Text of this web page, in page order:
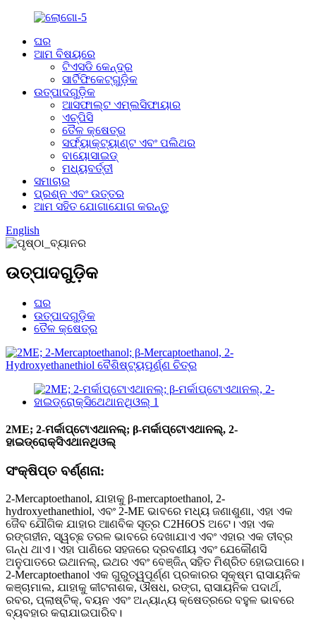
ଘର
ଆମ ବିଷୟରେ
ଟିଏସଡି କେନ୍ଦ୍ର
ସାର୍ଟିଫିକେଟ୍‌ଗୁଡ଼ିକ
ଉତ୍ପାଦଗୁଡ଼ିକ
ଆସଫାଲ୍ଟ ଏମ୍ଲସିଫାୟାର
ଏଚ୍‌ପିସି
ତୈଳ କ୍ଷେତ୍ର
ସର୍ଫ୍ୟାକ୍ଟ୍ୟାଣ୍ଟ ଏବଂ ପଲିଥର
ବାୟୋସାଇଡ୍
ମଧ୍ୟବର୍ତ୍ତୀ
ସମାଚାର
ପ୍ରଶ୍ନ ଏବଂ ଉତ୍ତର
ଆମ ସହିତ ଯୋଗାଯୋଗ କରନ୍ତୁ
English
ଉତ୍ପାଦଗୁଡ଼ିକ
ଘର
ଉତ୍ପାଦଗୁଡ଼ିକ
ତୈଳ କ୍ଷେତ୍ର
2ME; 2-ମର୍କାପ୍ଟୋଏଥାନଲ୍; β-ମର୍କାପ୍ଟୋଏଥାନଲ୍, 2-
ହାଇଡ୍ରୋକ୍ସିଏଥାନଥିଓଲ୍
ସଂକ୍ଷିପ୍ତ ବର୍ଣ୍ଣନା:
2-Mercaptoethanol, ଯାହାକୁ β-mercaptoethanol, 2-
hydroxyethanethiol, ଏବଂ 2-ME ଭାବରେ ମଧ୍ୟ ଜଣାଶୁଣା, ଏହା ଏକ
ଜୈବ ଯୌଗିକ ଯାହାର ଆଣବିକ ସୂତ୍ର C2H6OS ଅଟେ। ଏହା ଏକ
ରଙ୍ଗହୀନ, ସ୍ୱଚ୍ଛ ତରଳ ଭାବରେ ଦେଖାଯାଏ ଏବଂ ଏହାର ଏକ ତୀବ୍ର
ଗନ୍ଧ ଥାଏ। ଏହା ପାଣିରେ ସହଜରେ ଦ୍ରବଣୀୟ ଏବଂ ଯେକୌଣସି
ଅନୁପାତରେ ଇଥାନଲ୍, ଇଥର ଏବଂ ବେଞ୍ଜିନ୍ ସହିତ ମିଶ୍ରିତ ହୋଇପାରେ।
2-Mercaptoethanol ଏକ ଗୁରୁତ୍ୱପୂର୍ଣ୍ଣ ପ୍ରକାରର ସୂକ୍ଷ୍ମ ରାସାୟନିକ
କଞ୍ଚାମାଲ, ଯାହାକୁ କୀଟନାଶକ, ଔଷଧ, ରଙ୍ଗ, ରାସାୟନିକ ପଦାର୍ଥ,
ରବର, ପ୍ଲାଷ୍ଟିକ୍, ବୟନ ଏବଂ ଅନ୍ୟାନ୍ୟ କ୍ଷେତ୍ରରେ ବହୁଳ ଭାବରେ
ବ୍ୟବହାର କରାଯାଇପାରିବ।